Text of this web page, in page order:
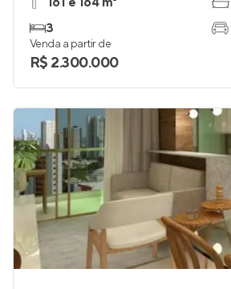
3
Venda a partir de
R$ 2.300.000